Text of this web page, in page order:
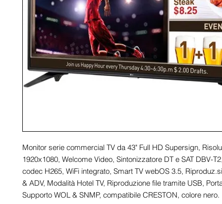
Monitor serie commercial TV da 43" Full HD Supersign,
1920x1080, Welcome Video, Sintonizzatore DT e SAT DBV-
codec H265, WiFi integrato, Smart TV webOS 3.5,
& ADV, Modalità Hotel TV, Riproduzione file tramite USB,
Supporto WOL & SNMP, compatibile CRESTON, colore nero.